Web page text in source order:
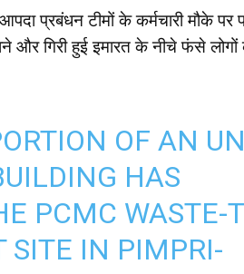
प्रबंधन टीमों के कर्मचारी मौके
गिरी हुई इमारत के नीचे फंसे लोगों
OF AN
HAS
PCMC WASTE-
SITE IN PIMPRI-